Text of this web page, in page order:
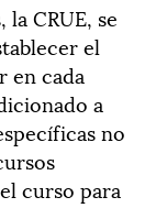
CRUE, se
el
en cada
a
no
curso para